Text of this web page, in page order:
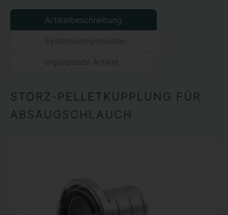
Artikelbeschreibung
Systemkomponenten
ergänzende Artikel
STORZ-PELLETKUPPLUNG FÜR
ABSAUGSCHLAUCH